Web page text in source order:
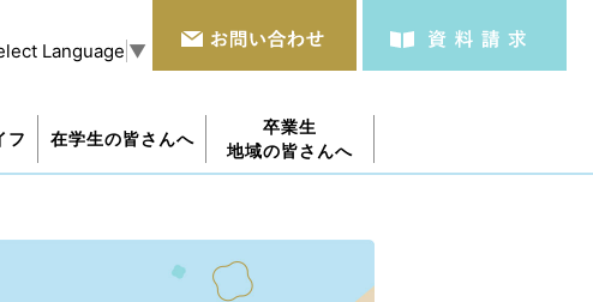
Language ▼
フ 在学生の皆さんへ
卒業生
地域の皆さんへ